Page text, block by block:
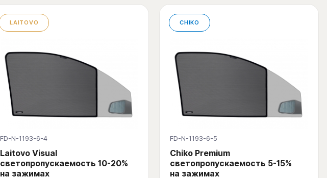
LAITOVO
FD-N-1193-6-4
Laitovo Visual
светопропускаемость 10-20%
на зажимах
CHIKO
FD-N-1193-6-5
Chiko Premium
светопропускаемость 5-15%
на зажимах